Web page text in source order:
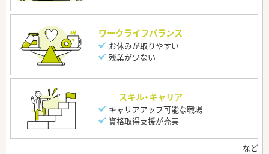
ワークライフバランス
お休みが取りやすい
残業が少ない
スキル・キャリア
キャリアアップ可能な職場
資格取得支援が充実